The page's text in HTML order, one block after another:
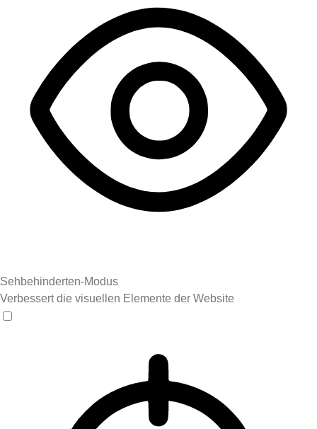
Sehbehinderten-Modus
Verbessert die visuellen Elemente der Website